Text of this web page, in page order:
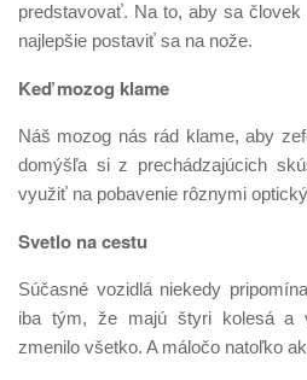
predstavovať. Na to, aby sa
najlepšie postaviť sa na nože.
Keď mozog klame
Náš mozog nás rád klame, aby
domýšľa si z prechádzajúcich
využiť na pobavenie rôznymi
Svetlo na cestu
Súčasné vozidlá niekedy
iba tým, že majú štyri kolesá a
zmenilo všetko. A máločo natoľko